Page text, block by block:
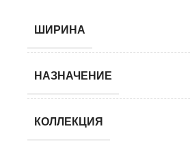
ШИРИНА
НАЗНАЧЕНИЕ
КОЛЛЕКЦИЯ